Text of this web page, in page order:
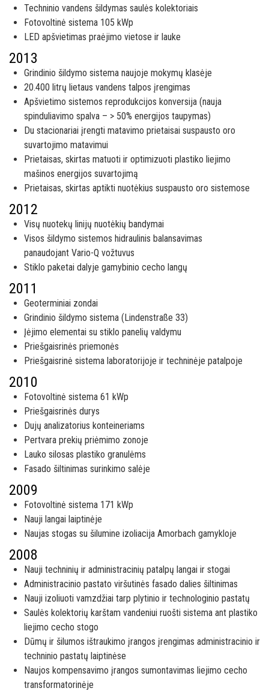
Techninio vandens šildymas saulės kolektoriais
Fotovoltinė sistema 105 kWp
LED apšvietimas praėjimo vietose ir lauke
2013
Grindinio šildymo sistema naujoje mokymų klasėje
20.400 litrų lietaus vandens talpos įrengimas
Apšvietimo sistemos reprodukcijos konversija (nauja
spinduliavimo spalva – > 50% energijos taupymas)
Du stacionariai įrengti matavimo prietaisai suspausto oro
suvartojimo matavimui
Prietaisas, skirtas matuoti ir optimizuoti plastiko liejimo
mašinos energijos suvartojimą
Prietaisas, skirtas aptikti nuotėkius suspausto oro sistemose
2012
Visų nuotekų linijų nuotėkių bandymai
Visos šildymo sistemos hidraulinis balansavimas
panaudojant Vario-Q vožtuvus
Stiklo paketai dalyje gamybinio cecho langų
2011
Geoterminiai zondai
Grindinio šildymo sistema (Lindenstraße 33)
Įėjimo elementai su stiklo panelių valdymu
Priešgaisrinės priemonės
Priešgaisrinė sistema laboratorijoje ir techninėje patalpoje
2010
Fotovoltinė sistema 61 kWp
Priešgaisrinės durys
Dujų analizatorius konteineriams
Pertvara prekių priėmimo zonoje
Lauko silosas plastiko granulėms
Fasado šiltinimas surinkimo salėje
2009
Fotovoltinė sistema 171 kWp
Nauji langai laiptinėje
Naujas stogas su šilumine izoliacija Amorbach gamykloje
2008
Nauji techninių ir administracinių patalpų langai ir stogai
Administracinio pastato viršutinės fasado dalies šiltinimas
Nauji izoliuoti vamzdžiai tarp plytinio ir technologinio pastatų
Saulės kolektorių karštam vandeniui ruošti sistema ant plastiko
liejimo cecho stogo
Dūmų ir šilumos ištraukimo įrangos įrengimas administracinio ir
techninio pastatų laiptinėse
Naujos kompensavimo įrangos sumontavimas liejimo cecho
transformatorinėje